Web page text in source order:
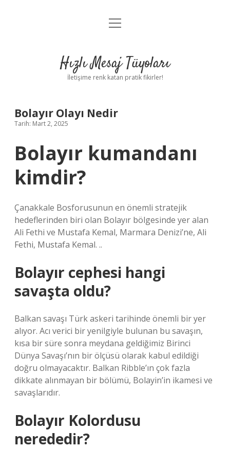
Anasayfa
Yasal Uyarı
menüyü
Hızlı Mesaj Tüyoları
İletişime renk katan pratik fikirler!
Bolayır Olayı Nedir
Tarih: Mart 2, 2025
Bolayır kumandanı
kimdir?
Çanakkale Bosforusunun en önemli stratejik
hedeflerinden biri olan Bolayır bölgesinde yer alan
Ali Fethi ve Mustafa Kemal, Marmara Denizi’ne, Ali
Fethi, Mustafa Kemal. ..
Bolayır cephesi hangi
savaşta oldu?
Balkan savaşı Türk askeri tarihinde önemli bir yer
alıyor. Acı verici bir yenilgiyle bulunan bu savaşın,
kısa bir süre sonra meydana geldiğimiz Birinci
Dünya Savaşı’nın bir ölçüsü olarak kabul edildiği
doğru olmayacaktır. Balkan Ribble’ın çok fazla
dikkate alınmayan bir bölümü, Bolayin’in ikamesi ve
savaşlarıdır.
Bolayır Kolordusu
nerededir?